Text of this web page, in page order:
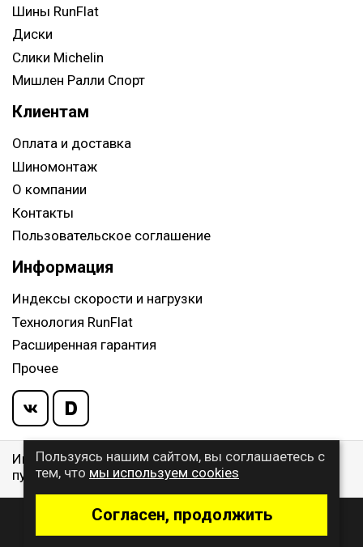
Шины RunFlat
Диски
Слики Michelin
Мишлен Ралли Спорт
Клиентам
Оплата и доставка
Шиномонтаж
О компании
Контакты
Пользовательское соглашение
Информация
Индексы скорости и нагрузки
Технология RunFlat
Расширенная гарантия
Прочее
Информация указанная на сайте, не является
публичной офертой, определяемой ст. 437 ГК РФ
© 2009 - 2026 Buywheel.ru
Пользуясь нашим сайтом, вы соглашаетесь с
тем, что мы используем cookies
Согласен, продолжить